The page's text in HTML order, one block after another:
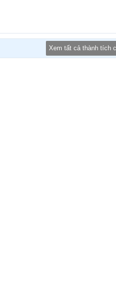
Xem tất cả thành tích